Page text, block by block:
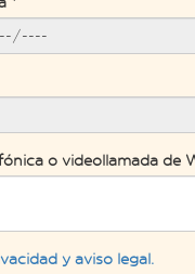
o videollamada de
y aviso legal.